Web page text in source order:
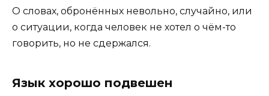
О словах, обронённых невольно, случайно, или
о ситуации, когда человек не хотел о чём-то
говорить, но не сдержался.
Язык хорошо подвешен